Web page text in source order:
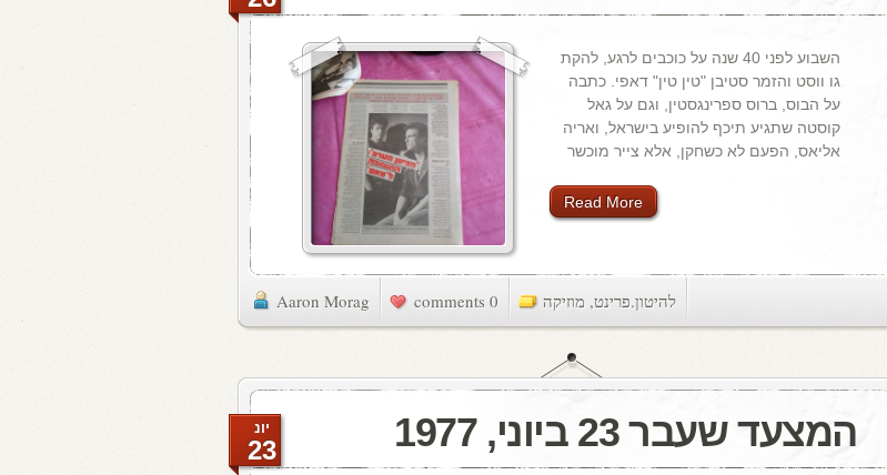
השבוע לפני 40 שנה על כוכבים לרגע, להקת
גו ווסט והזמר סטיבן "טין טין" דאפי. כתבה
על הבוס, ברוס ספרינגסטין, וגם על גאל
קוסטה שתגיע תיכף להופיע בישראל, ואריה
אליאס, הפעם לא כשחקן, אלא צייר מוכשר
Read More
Aaron Morag 0 comments להיטון.פרינט, מוזיקה
המצעד שעבר 23 ביוני, 1977 יונ
23